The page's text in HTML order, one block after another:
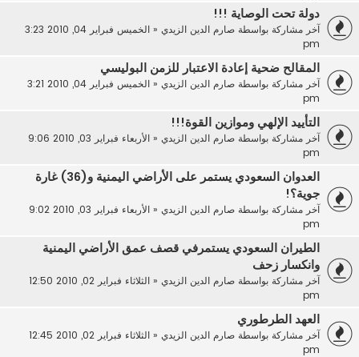
دولة تحت الوصاية !!!
آخر مشاركة بواسطة صارم الدين الزيدي«
الخميس فبراير 04, 2010 3:23
pm
المقالح ضحية إعادة الاعتبار للزمن البوليسي
آخر مشاركة بواسطة صارم الدين الزيدي«
الخميس فبراير 04, 2010 3:21
pm
التأييد الإلهي وموازين القوة!!!
آخر مشاركة بواسطة صارم الدين الزيدي«
الأربعاء فبراير 03, 2010 9:06
pm
العدوان السعودي يستمر على الأراضي اليمنية و(36) غارة
جوية؟!
آخر مشاركة بواسطة صارم الدين الزيدي«
الأربعاء فبراير 03, 2010 9:02
pm
الطيران السعودي يستمرفي قصف عمق الأراضي اليمنية
وانكسار زحف
آخر مشاركة بواسطة صارم الدين الزيدي«
الثلاثاء فبراير 02, 2010 12:50
pm
العهد الطرطوري
آخر مشاركة بواسطة صارم الدين الزيدي«
الثلاثاء فبراير 02, 2010 12:45
pm